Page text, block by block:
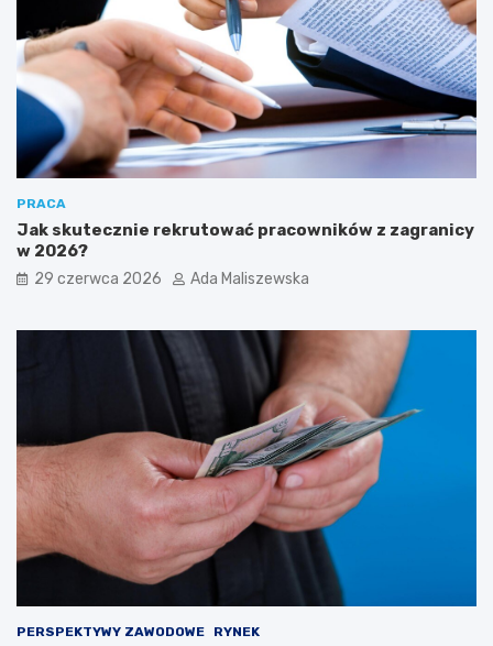
PRACA
Jak skutecznie rekrutować pracowników z zagranicy
w 2026?
29 czerwca 2026 Ada Maliszewska
PERSPEKTYWY ZAWODOWE RYNEK